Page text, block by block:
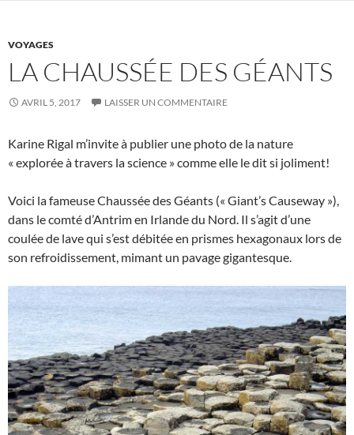
VOYAGES
LA CHAUSSÉE DES GÉANTS
AVRIL 5, 2017 LAISSER UN COMMENTAIRE
Karine Rigal m’invite à publier une photo de la nature
« explorée à travers la science » comme elle le dit si joliment!
Voici la fameuse Chaussée des Géants (« Giant’s Causeway »),
dans le comté d’Antrim en Irlande du Nord. Il s’agit d’une
coulée de lave qui s’est débitée en prismes hexagonaux lors de
son refroidissement, mimant un pavage gigantesque.